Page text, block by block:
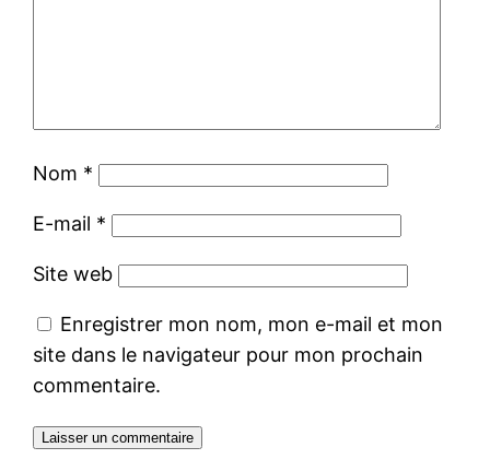
Nom *
E-mail *
Site web
Enregistrer mon nom, mon e-mail et mon
site dans le navigateur pour mon prochain
commentaire.